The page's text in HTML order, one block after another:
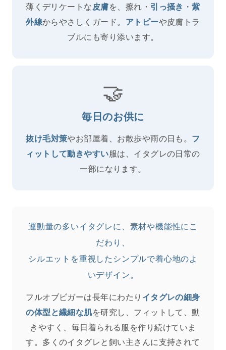
薄くデリケートな皮膚を、擦れ・ 引っ掻き ・紫
外線からやさしくガード。 アトピーや皮膚トラ
ブルにも寄り添います。
🤝
毎日のお供に
抜け毛対策やお部屋着、お散歩や雨の日も。 フ
ィットして動きやすい服は、イタグレの日常の
一部になります。
運動量の多いイタグレに、素材や機能性にこ
だわり、
シルエットを重視したシンプルで着心地のよ
いデザイン。
フルオブビガーは長年にわたり イタグレの細身
の体型と繊細な肌を研究し、フィットして、動
きやすく、毎日着られる服を作り続けていま
す。多くのイタグレと飼い主さんに支持されて